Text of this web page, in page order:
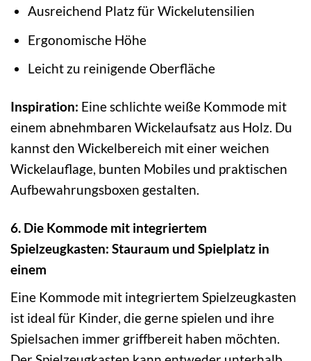
Ausreichend Platz für Wickelutensilien
Ergonomische Höhe
Leicht zu reinigende Oberfläche
Inspiration: Eine schlichte weiße Kommode mit
einem abnehmbaren Wickelaufsatz aus Holz. Du
kannst den Wickelbereich mit einer weichen
Wickelauflage, bunten Mobiles und praktischen
Aufbewahrungsboxen gestalten.
6. Die Kommode mit integriertem
Spielzeugkasten: Stauraum und Spielplatz in
einem
Eine Kommode mit integriertem Spielzeugkasten
ist ideal für Kinder, die gerne spielen und ihre
Spielsachen immer griffbereit haben möchten.